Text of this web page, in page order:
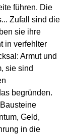
führen. Die
Zufall sind die
sie ihre
in verfehlter
Armut und
sie sind
begründen.
Geld,
in die